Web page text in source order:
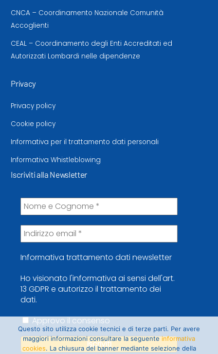
CNCA – Coordinamento Nazionale Comunità
Accoglienti
CEAL – Coordinamento degli Enti Accreditati ed
Autorizzati Lombardi nelle dipendenze
Privacy
Privacy policy
Cookie policy
Informativa per il trattamento dati personali
Informativa Whistleblowing
Iscriviti alla Newsletter
Informativa trattamento dati newsletter
Ho visionato l'informativa ai sensi dell'art.
13 GDPR e autorizzo il trattamento dei
dati.
Approvo il consenso
Questo sito utilizza cookie tecnici e di terze parti. Per avere
maggiori informazioni consultare la seguenteinformativa
cookies. La chiusura del banner mediante selezione della